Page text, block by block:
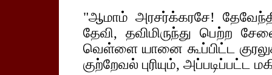
"ஆமாம் அரசர்க்கரசே!
தேவி, தவிமிருந்து பெற்ற
வெள்ளை யானை கூப்பிட்ட
குற்றேவல் புரியும், அப்படிப்பட்ட